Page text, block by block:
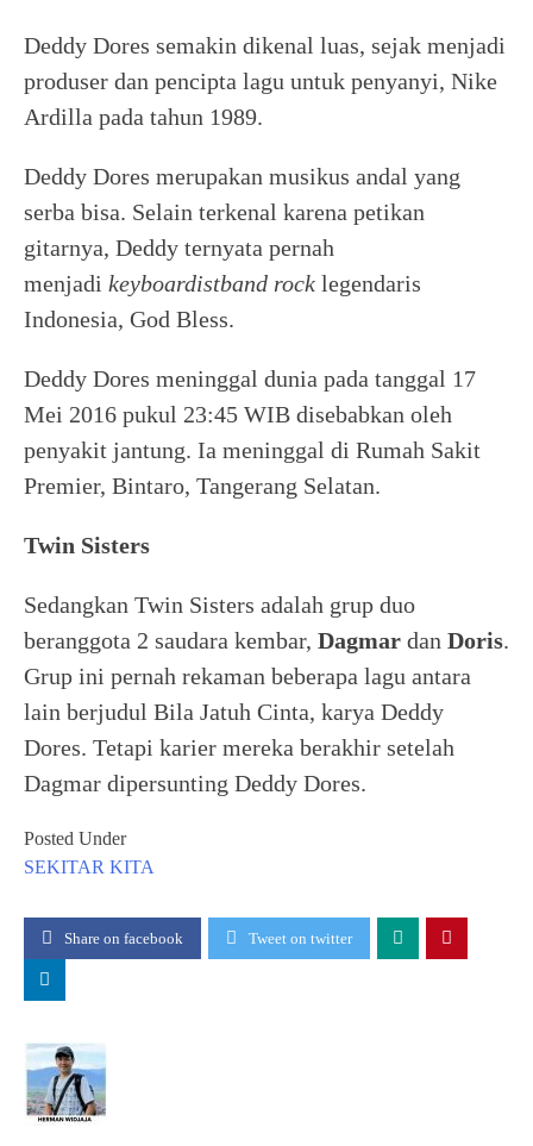
Deddy Dores semakin dikenal luas, sejak menjadi
produser dan pencipta lagu untuk penyanyi, Nike
Ardilla pada tahun 1989.
Deddy Dores merupakan musikus andal yang
serba bisa. Selain terkenal karena petikan
gitarnya, Deddy ternyata pernah
menjadi keyboardistband rock legendaris
Indonesia, God Bless.
Deddy Dores meninggal dunia pada tanggal 17
Mei 2016 pukul 23:45 WIB disebabkan oleh
penyakit jantung. Ia meninggal di Rumah Sakit
Premier, Bintaro, Tangerang Selatan.
Twin Sisters
Sedangkan Twin Sisters adalah grup duo
beranggota 2 saudara kembar, Dagmar dan Doris.
Grup ini pernah rekaman beberapa lagu antara
lain berjudul Bila Jatuh Cinta, karya Deddy
Dores. Tetapi karier mereka berakhir setelah
Dagmar dipersunting Deddy Dores.
Posted Under
SEKITAR KITA
Share on facebook Tweet on twitter